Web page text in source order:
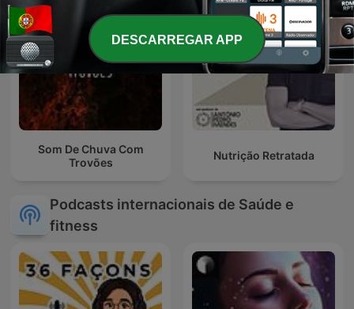
Som De Chuva Com
Trovões
Nutrição Retratada
Podcasts internacionais de Saúde e
fitness
DESCARREGAR APP